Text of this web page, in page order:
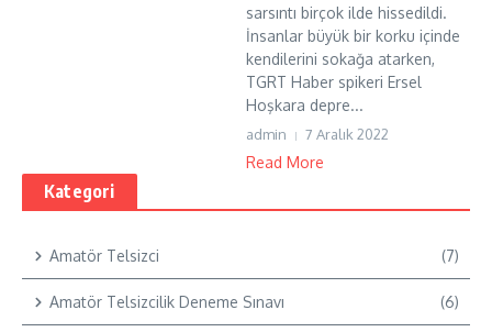
sarsıntı birçok ilde hissedildi.
İnsanlar büyük bir korku içinde
kendilerini sokağa atarken,
TGRT Haber spikeri Ersel
Hoşkara depre...
admin 7 Aralık 2022
Read More
Kategori
Amatör Telsizci (7)
Amatör Telsizcilik Deneme Sınavı (6)